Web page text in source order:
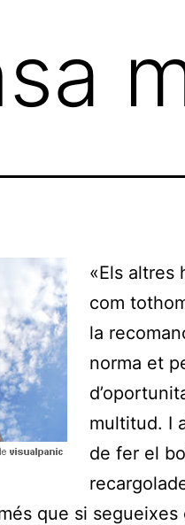
«Els altres
com
la
norma et
multitud. I
de fer el
que si